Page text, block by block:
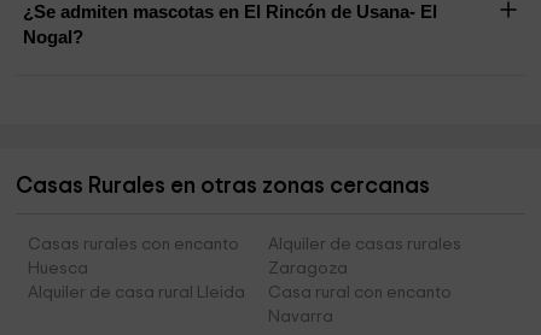
¿Se admiten mascotas en El Rincón de Usana- El
Nogal?
Casas Rurales en otras zonas cercanas
Casas rurales con encanto
Huesca
Alquiler de casas rurales
Zaragoza
Alquiler de casa rural Lleida
Casa rural con encanto
Navarra